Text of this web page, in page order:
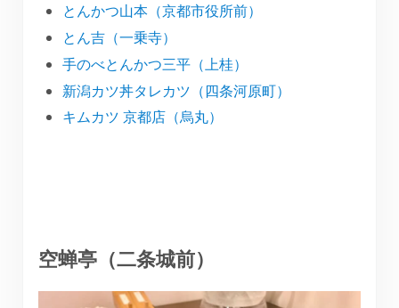
とんかつ山本（京都市役所前）
とん吉（一乗寺）
手のべとんかつ三平（上桂）
新潟カツ丼タレカツ（四条河原町）
キムカツ 京都店（烏丸）
空蝉亭（二条城前）